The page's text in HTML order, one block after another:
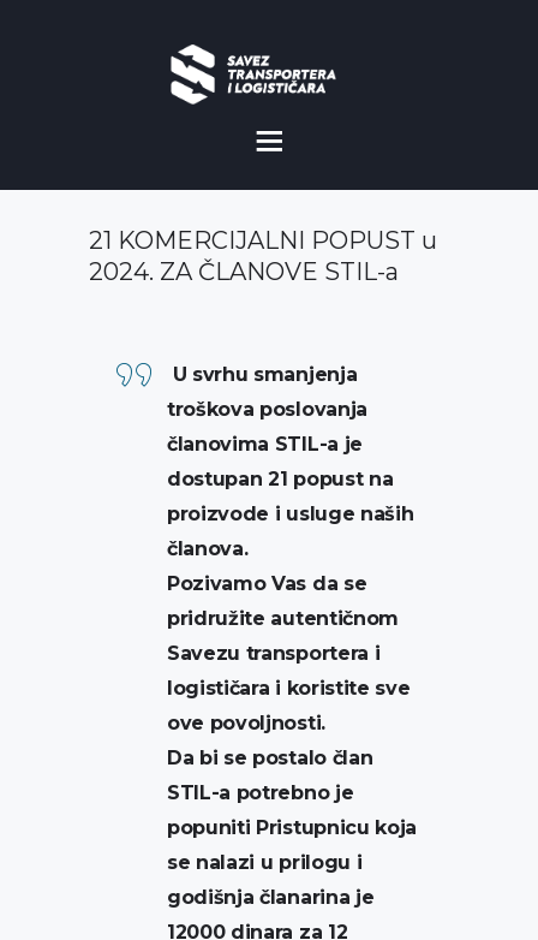
MISIJA I VIZIJA
KOMERCIJALNE
POVOLJNOSTI
GALERIJA
21 KOMERCIJALNI POPUST u
2024. ZA ČLANOVE STIL-a
U svrhu smanjenja
troškova poslovanja
članovima STIL-a je
dostupan 21 popust na
proizvode i usluge naših
članova.
Pozivamo Vas da se
pridružite autentičnom
Savezu transportera i
logističara i koristite sve
ove povoljnosti.
Da bi se postalo član
STIL-a potrebno je
popuniti Pristupnicu koja
se nalazi u prilogu i
godišnja članarina je
12000 dinara za 12